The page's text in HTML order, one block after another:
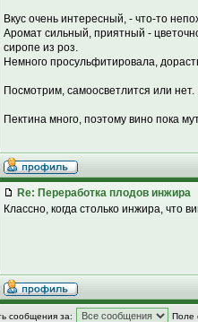
Вкус очень интересный, - что-то
Аромат сильный, приятный -
сиропе из роз.
Немного просульфитировала,
Посмотрим, самоосветлится или нет.
Пектина много, поэтому вино пока
Re: Переработка плодов инжира
Классно, когда столько инжира, что
сообщения за: Поле